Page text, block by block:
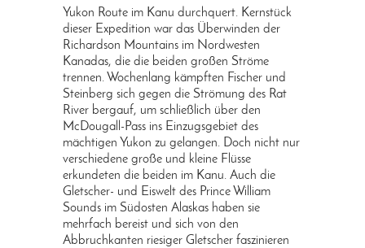
Yukon Route im Kanu durchquert. Kernstück
dieser Expedition war das Überwinden der
Richardson Mountains im Nordwesten
Kanadas, die die beiden großen Ströme
trennen. Wochenlang kämpften Fischer und
Steinberg sich gegen die Strömung des Rat
River bergauf, um schließlich über den
McDougall-Pass ins Einzugsgebiet des
mächtigen Yukon zu gelangen. Doch nicht nur
verschiedene große und kleine Flüsse
erkundeten die beiden im Kanu. Auch die
Gletscher- und Eiswelt des Prince William
Sounds im Südosten Alaskas haben sie
mehrfach bereist und sich von den
Abbruchkanten riesiger Gletscher faszinieren